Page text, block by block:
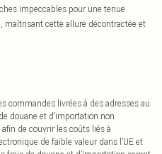
impeccables pour une tenue
maîtrisant cette allure décontractée et
commandes livrées à des adresses au
douane et d’importation non
de couvrir les coûts liés à
de faible valeur dans l’UE et